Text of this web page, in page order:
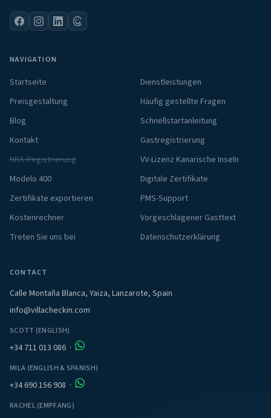
NAVIGATION
Startseite
Dienstleistungen
Preisgestaltung
Häufig gestellte Fragen
Blog
Schnellstartanleitung
Kontakt
Gastregistrierung
NRA-Registrierung
VV-Lizenz Kanarische Inseln
Modelo 400
Digitale Zertifikate
Zertifikate exportieren
PMS-Support
Kostenrechner
Vorgeschlagener Gasttext
Treten Sie uns bei
Datenschutzerklärung
CONTACT
Calle Montaña Blanca, Yaiza, Lanzarote, Spain
info@villacheckin.com
SCOTT (ENGLISH)
+34 711 013 086 ·
MILA (ENGLISH & SPANISH)
+34 690 156 908 ·
RACHEL (EMPFANG)